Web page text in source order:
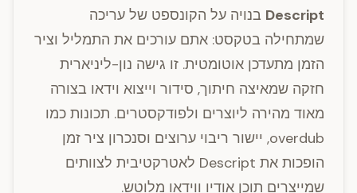
Descript בנויה על הקונספט של עריכה
שמתחילה בטקסט: אתם עורכים את התמליל וציר
הזמן מתעדכן אוטומטית. זו גישה נון-ליניארית
חזקה שמאיצה חיתוך, סידור וייצוא וידאו בצורה
מאוד מהירה ליוצרים ולפודקסטרים. תכונות כמו
overdub, יישור ריבוי ערוצים וסנכרון ציר זמן
הופכות את Descript לאטרקטיבית לצוותים
שמייצרים תוכן אודיו ווידאו מלוטש.